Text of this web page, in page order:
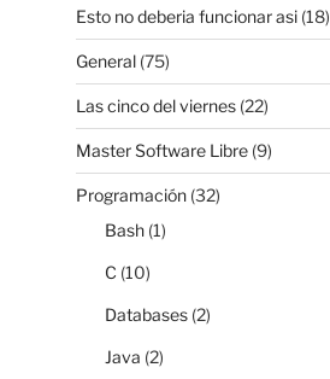
Esto no deberia funcionar asi(18)
General(75)
Las cinco del viernes(22)
Master Software Libre(9)
Programación(32)
Bash(1)
C (10)
Databases(2)
Java (2)